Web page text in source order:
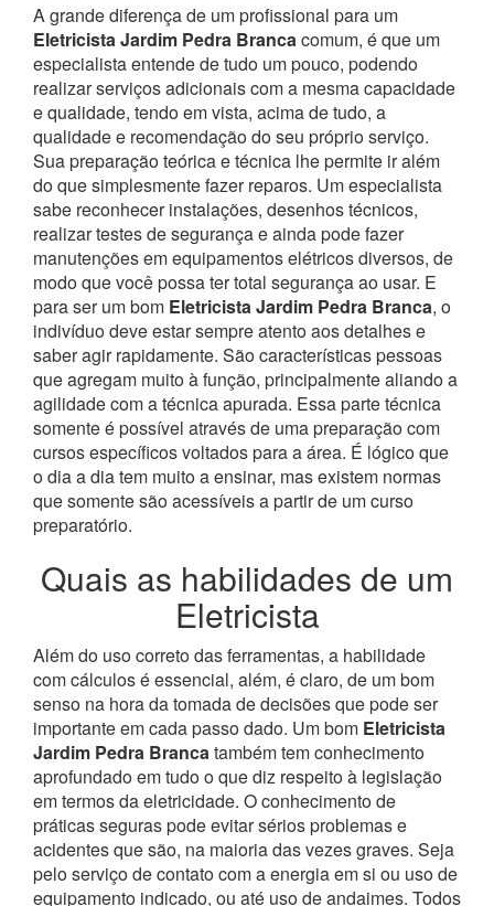
A grande diferença de um profissional para um
Eletricista Jardim Pedra Brancacomum, é que um
especialista entende de tudo um pouco, podendo
realizar serviços adicionais com a mesma capacidade
e qualidade, tendo em vista, acima de tudo, a
qualidade e recomendação do seu próprio serviço.
Sua preparação teórica e técnica lhe permite ir além
do que simplesmente fazer reparos. Um especialista
sabe reconhecer instalações, desenhos técnicos,
realizar testes de segurança e ainda pode fazer
manutenções em equipamentos elétricos diversos, de
modo que você possa ter total segurança ao usar. E
para ser um bom Eletricista Jardim Pedra Branca, o
indivíduo deve estar sempre atento aos detalhes e
saber agir rapidamente. São características pessoas
que agregam muito à função, principalmente aliando a
agilidade com a técnica apurada. Essa parte técnica
somente é possível através de uma preparação com
cursos específicos voltados para a área. É lógico que
o dia a dia tem muito a ensinar, mas existem normas
que somente são acessíveis a partir de um curso
preparatório.
Quais as habilidades de um
Eletricista
Além do uso correto das ferramentas, a habilidade
com cálculos é essencial, além, é claro, de um bom
senso na hora da tomada de decisões que pode ser
importante em cada passo dado. Um bom Eletricista
Jardim Pedra Brancatambém tem conhecimento
aprofundado em tudo o que diz respeito à legislação
em termos da eletricidade. O conhecimento de
práticas seguras pode evitar sérios problemas e
acidentes que são, na maioria das vezes graves. Seja
pelo serviço de contato com a energia em si ou uso de
equipamento indicado, ou até uso de andaimes. Todos